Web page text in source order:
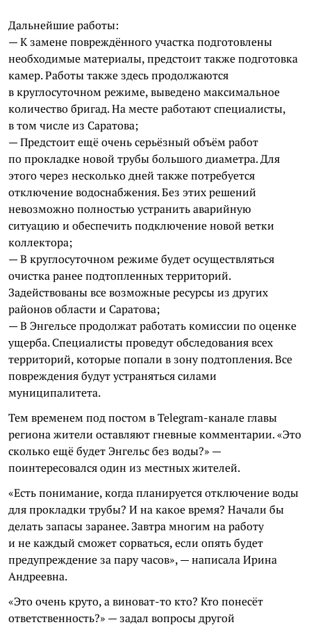
Дальнейшие работы:
— К замене повреждённого участка подготовлены
необходимые материалы, предстоит также подготовка
камер. Работы также здесь продолжаются
в круглосуточном режиме, выведено максимальное
количество бригад. На месте работают специалисты,
в том числе из Саратова;
— Предстоит ещё очень серьёзный объём работ
по прокладке новой трубы большого диаметра. Для
этого через несколько дней также потребуется
отключение водоснабжения. Без этих решений
невозможно полностью устранить аварийную
ситуацию и обеспечить подключение новой ветки
коллектора;
— В круглосуточном режиме будет осуществляться
очистка ранее подтопленных территорий.
Задействованы все возможные ресурсы из других
районов области и Саратова;
— В Энгельсе продолжат работать комиссии по оценке
ущерба. Специалисты проведут обследования всех
территорий, которые попали в зону подтопления. Все
повреждения будут устраняться силами
муниципалитета.
Тем временем под постом в Telegram-канале главы
региона жители оставляют гневные комментарии. «Это
сколько ещё будет Энгельс без воды?» —
поинтересовался один из местных жителей.
«Есть понимание, когда планируется отключение воды
для прокладки трубы? И на какое время? Начали бы
делать запасы заранее. Завтра многим на работу
и не каждый сможет сорваться, если опять будет
предупреждение за пару часов», — написала Ирина
Андреевна.
«Это очень круто, а виноват-то кто? Кто понесёт
ответственность?» — задал вопросы другой